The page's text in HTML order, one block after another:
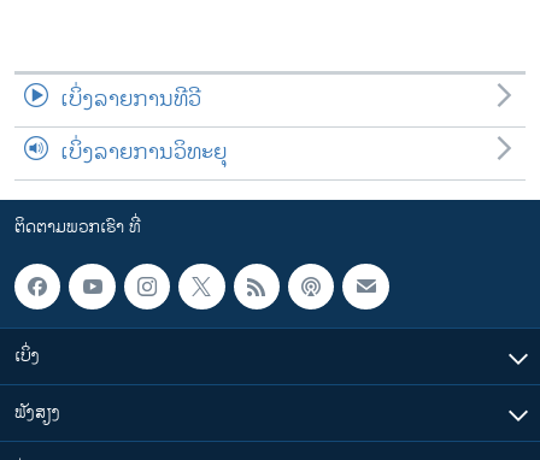
ເບິ່ງລາຍການທີວີ
ເບິ່ງລາຍການວິທະຍຸ
ຕິດຕາມພວກເຮົາ ທີ່
ເບິ່ງ
ຟັງສຽງ